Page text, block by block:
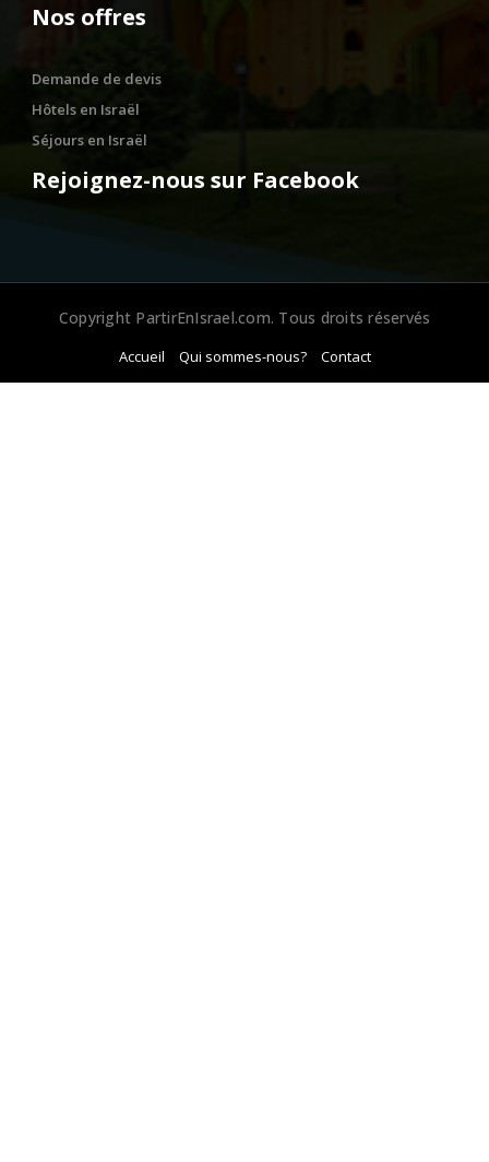
Nos offres
Demande de devis
Hôtels en Israël
Séjours en Israël
Rejoignez-nous sur Facebook
Copyright PartirEnIsrael.com. Tous droits réservés
Accueil Qui sommes-nous? Contact